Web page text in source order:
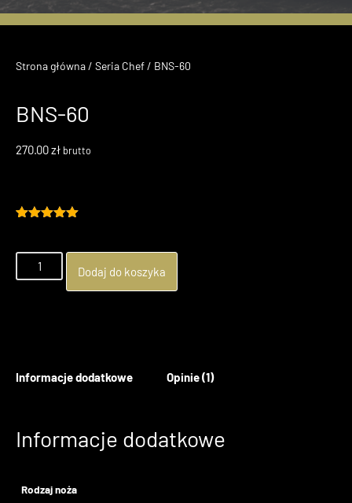
Nowe Modele z
Serii Damascus
Strona główna/ Seria Chef/ BNS-60
BNS-60
270.00zł brutto
na
podstawie
oceny
Dodaj do koszyka
Informacje dodatkowe Opinie (1)
Informacje dodatkowe
Rodzaj noża